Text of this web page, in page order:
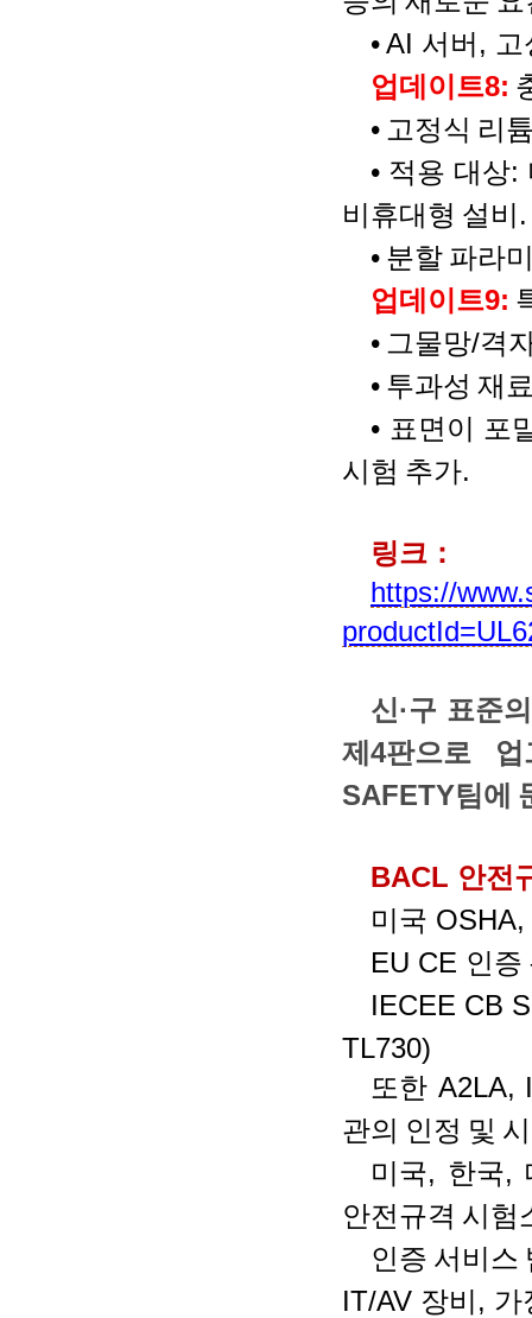
•AI 서버 , 고
업데이트8:
• 고정식 리
• 적용 대상:
비휴대형 설비 .
• 분할 파라
업데이트9:
• 그물망/격
• 투과성 재
• 표면이
포
시험 추가.
링크 ：
https://
신·구 표준의
제 4판으로
업
SAFETY팀에
BACL 안전
미국 OSHA,
EU CE 인증
IECEE CB
TL730)
또한 A2LA,
관의 인정 및
미국, 한국,
안전규격 시험
인증 서비스
IT/AV 장비 , 가